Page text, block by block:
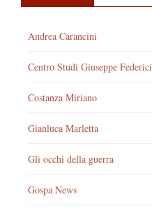
Andrea Carancini
Centro Studi Giuseppe Federici
Costanza Miriano
Gianluca Marletta
Gli occhi della guerra
Gospa News